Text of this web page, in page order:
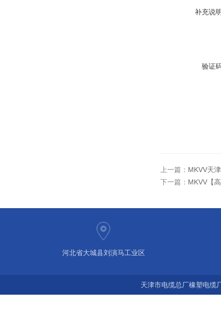
补充说
验证
上一篇： MKVV天
下一篇： MKVV【
河北省大城县刘演马工业区
天津市电缆总厂橡塑电